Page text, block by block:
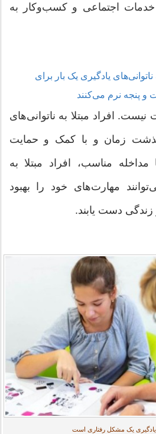
خدمات اجتماعی و کسب‌وکار به
به ناتوانی‌های یادگیری یک بار برای
و پنجه نرم می‌کنند
افراد مبتلا به ناتوانی‌های
گذشت زمان و با کمک و حمایت
مداخله مناسب، افراد مبتلا به
مهارت‌های خود را بهبود
دست یابند.
یادگیری یک مشکل رفتاری است